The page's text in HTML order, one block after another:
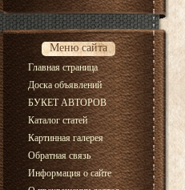
Меню сайта
Главная страница
Доска объявлений
БУКЕТ АВТОРОВ
Каталог статей
Картинная галерея
Обратная связь
Информация о сайте